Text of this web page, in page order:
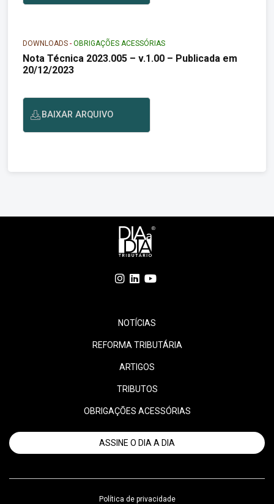
DOWNLOADS -OBRIGAÇÕES ACESSÓRIAS
Nota Técnica 2023.005 – v.1.00 – Publicada em
20/12/2023
BAIXAR ARQUIVO
NOTÍCIAS
REFORMA TRIBUTÁRIA
ARTIGOS
TRIBUTOS
OBRIGAÇÕES ACESSÓRIAS
ASSINE O DIA A DIA
Política de privacidade